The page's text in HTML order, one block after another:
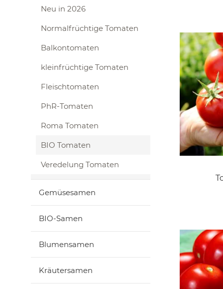
Neu in 2026
Normalfrüchtige Tomaten
Balkontomaten
kleinfrüchtige Tomaten
Fleischtomaten
PhR-Tomaten
Roma Tomaten
BIO Tomaten
Veredelung Tomaten
Gemüsesamen
BIO-Samen
Blumensamen
Kräutersamen